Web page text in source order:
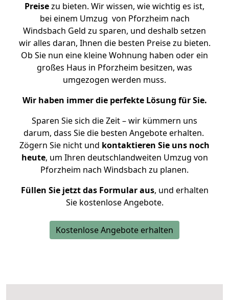
Preisezu bieten. Wir wissen, wie wichtig es ist,
bei einem Umzug von Pforzheim nach
Windsbach Geld zu sparen, und deshalb setzen
wir alles daran, Ihnen die besten Preise zu bieten.
Ob Sie nun eine kleine Wohnung haben oder ein
großes Haus in Pforzheim besitzen, was
umgezogen werden muss.
Wir haben immer die perfekte Lösung für Sie.
Sparen Sie sich die Zeit – wir kümmern uns
darum, dass Sie die besten Angebote erhalten.
Zögern Sie nicht und kontaktieren Sie uns noch
heute, um Ihren deutschlandweiten Umzug von
Pforzheim nach Windsbach zu planen.
Füllen Sie jetzt das Formular aus, und erhalten
Sie kostenlose Angebote.
Kostenlose Angebote erhalten